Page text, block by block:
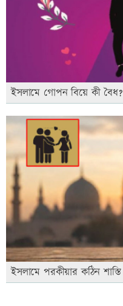
ইসলামে গোপন বিয়ে কী বৈধ?
ইসলামে পরকীয়ার কঠিন শাস্তি